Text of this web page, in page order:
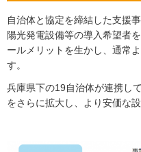
自治体と協定を締結した支援
陽光発電設備等の導入希望者
ールメリットを生かし、通常
す。
兵庫県下の19自治体が連携し
をさらに拡大し、より安価な